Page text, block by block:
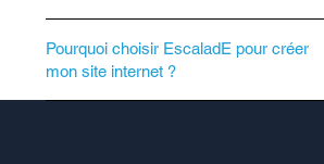
Pourquoi choisir EscaladE pour créer
mon site internet ?